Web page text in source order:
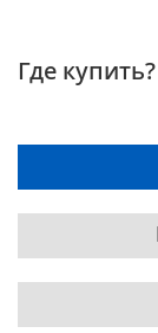
Где купить?